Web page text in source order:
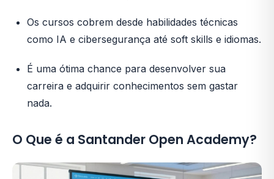
Os cursos cobrem desde habilidades técnicas
como IA e cibersegurança até soft skills e idiomas.
É uma ótima chance para desenvolver sua
carreira e adquirir conhecimentos sem gastar
nada.
O Que é a Santander Open Academy?